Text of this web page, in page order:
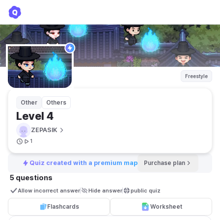
Freestyle
Other Others
Level 4
ZEPASIK
1
Quiz created with a premium map Purchase plan
5 questions
Allow incorrect answer Hide answer public quiz
Flashcards Worksheet